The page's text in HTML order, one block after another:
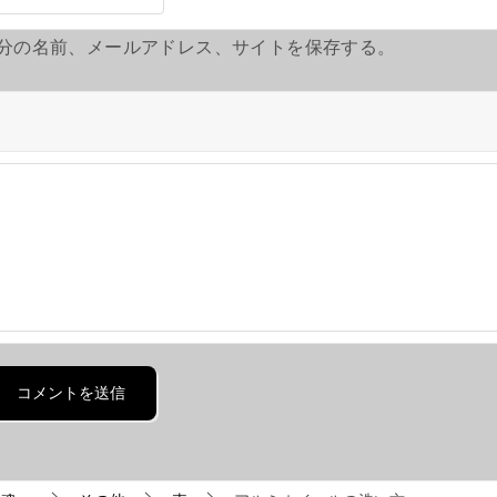
名前、メールアドレス、サイトを保存する。